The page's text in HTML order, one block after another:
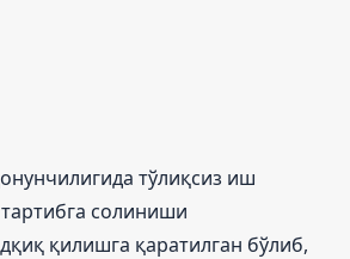
тўлиқсиз иш
солиниши
қилишга қаратилган бўлиб,